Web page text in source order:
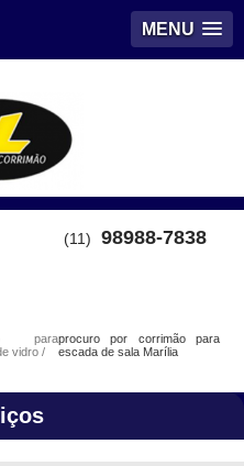
MENU
(11) 98988-7838
para
vidro
procuro por corrimão para
escada de sala Marília